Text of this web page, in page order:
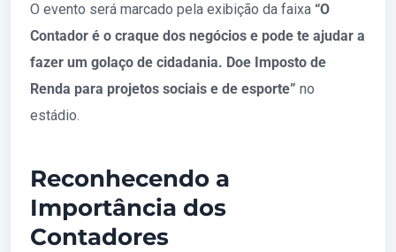
O evento será marcado pela exibição da faixa “O
Contador é o craque dos negócios e pode te ajudar a
fazer um golaço de cidadania. Doe Imposto de
Renda para projetos sociais e de esporte” no
estádio.
Reconhecendo a
Importância dos
Contadores